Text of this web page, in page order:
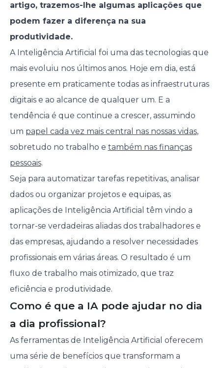
artigo, trazemos-lhe algumas aplicações que
podem fazer a diferença na sua
produtividade.
A Inteligência Artificial foi uma das tecnologias que
mais evoluiu nos últimos anos. Hoje em dia, está
presente em praticamente todas as infraestruturas
digitais e ao alcance de qualquer um. E a
tendência é que continue a crescer, assumindo
um papel cada vez mais central nas nossas vidas,
sobretudo no trabalho e também nas finanças
pessoais.
Seja para automatizar tarefas repetitivas, analisar
dados ou organizar projetos e equipas, as
aplicações de Inteligência Artificial têm vindo a
tornar-se verdadeiras aliadas dos trabalhadores e
das empresas, ajudando a resolver necessidades
profissionais em várias áreas. O resultado é um
fluxo de trabalho mais otimizado, que traz
eficiência e produtividade.
Como é que a IA pode ajudar no dia
a dia profissional?
As ferramentas de Inteligência Artificial oferecem
uma série de benefícios que transformam a